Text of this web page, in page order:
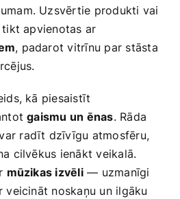
Uzsvērtie produkti vai
apvienotas ⁣ar
, padarot vitrīnu par stāsta
kā piesaistīt
gaismu un ēnas. Rāda⁤
radīt dzīvīgu atmosfēru,
cilvēkus ienākt ‌veikalā.
mūzikas izvēli— uzmanīgi
noskaņu un ilgāku‍